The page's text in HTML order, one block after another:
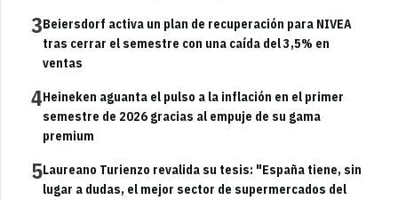
3Beiersdorf activa un plan de recuperación para NIVEA
tras cerrar el semestre con una caída del 3,5% en
ventas
4Heineken aguanta el pulso a la inflación en el primer
semestre de 2026 gracias al empuje de su gama
premium
5Laureano Turienzo revalida su tesis: "España tiene, sin
lugar a dudas, el mejor sector de supermercados del